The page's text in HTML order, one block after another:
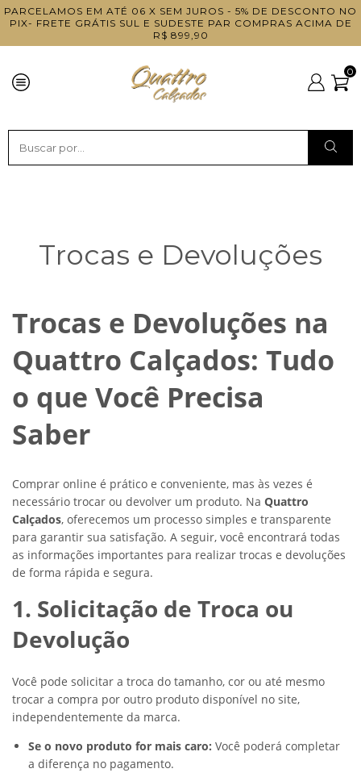
PARCELAMOS EM ATÉ 06 X SEM JUROS - 5% DE DESCONTO NO
PIX- FRETE GRÁTIS SUL E SUDESTE PAR COMPRAS ACIMA DE
R$ 899,90
0
Trocas e Devoluções
Trocas e Devoluções na
Quattro Calçados: Tudo
o que Você Precisa
Saber
Comprar online é prático e conveniente, mas às vezes é
necessário trocar ou devolver um produto. Na Quattro
Calçados, oferecemos um processo simples e transparente
para garantir sua satisfação. A seguir, você encontrará todas
as informações importantes para realizar trocas e devoluções
de forma rápida e segura.
1. Solicitação de Troca ou
Devolução
Você pode solicitar a troca do tamanho, cor ou até mesmo
trocar a compra por outro produto disponível no site,
independentemente da marca.
Se o novo produto for mais caro: Você poderá completar
a diferença no pagamento.